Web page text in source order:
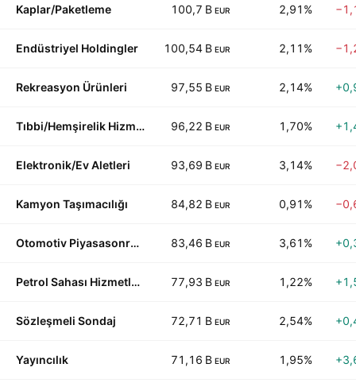
Kaplar/Paketleme 100,7 B EUR 2,91%
Endüstriyel Holdingler 100,54 B EUR 2,11%
Rekreasyon Ürünleri 97,55 B EUR 2,14%
Tıbbi/Hemşirelik Hizmetleri 96,22 B EUR 1,70%
Elektronik/Ev Aletleri 93,69 B EUR 3,14%
Kamyon Taşımacılığı 84,82 B EUR 0,91%
Otomotiv Piyasasonrası 83,46 B EUR 3,61%
Petrol Sahası Hizmetleri/Ekipman 77,93 B EUR 1,22%
Sözleşmeli Sondaj 72,71 B EUR 2,54%
Yayıncılık 71,16 B EUR 1,95%